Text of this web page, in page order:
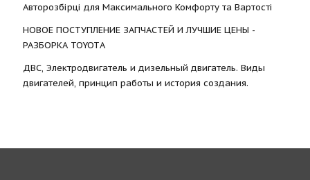
Авторозбірці для Максимального Комфорту та Вартості
НОВОЕ ПОСТУПЛЕНИЕ ЗАПЧАСТЕЙ И ЛУЧШИЕ ЦЕНЫ -
РАЗБОРКА TOYOTА
ДВС, Электродвигатель и дизельный двигатель. Виды
двигателей, принцип работы и история создания.